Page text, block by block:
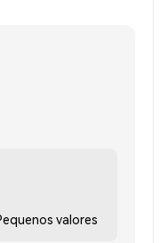
valores